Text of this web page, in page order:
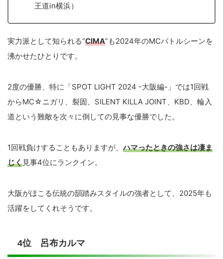
王道in横浜）
実力派として知られる“CIMA”も2024年のMCバトルシーンを
沸かせたひとりです。
2度の優勝、特に「SPOT LIGHT 2024 -大阪編-」では1回戦
からMC☆ニガリ、裂固、SILENT KILLA JOINT、KBD、輪入
道という難敵を次々に倒しての見事な優勝でした。
1回戦負けすることもありますが、ハマったときの強さは凄ま
じく見事4位にランクイン。
大阪がほこる伝統の韻踏みスタイルの強者として、2025年も
活躍をしてくれそうです。
4位 呂布カルマ